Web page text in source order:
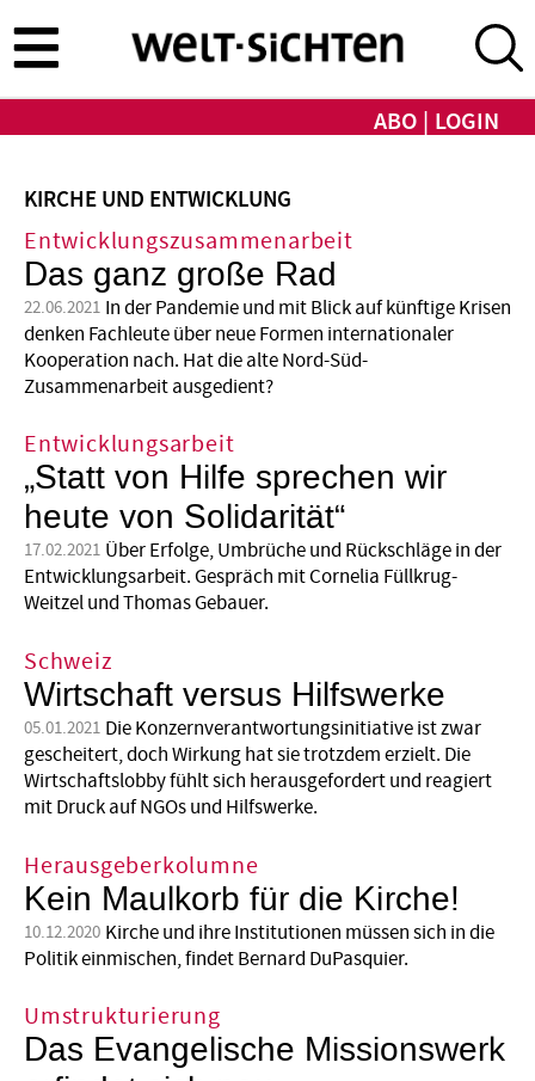
zum
Inhalt
ABO LOGIN
KIRCHE UND ENTWICKLUNG
Entwicklungszusammenarbeit
Das ganz große Rad
22.06.2021 In der Pandemie und mit Blick auf künftige Krisen
denken Fachleute über neue Formen internationaler
Kooperation nach. Hat die alte Nord-Süd-
Zusammenarbeit ausgedient?
Entwicklungsarbeit
„Statt von Hilfe sprechen wir
heute von Solidarität“
17.02.2021 Über Erfolge, Umbrüche und Rückschläge in der
Entwicklungsarbeit. Gespräch mit Cornelia Füllkrug-
Weitzel und Thomas Gebauer.
Schweiz
Wirtschaft versus Hilfswerke
05.01.2021 Die Konzernverantwortungsinitiative ist zwar
gescheitert, doch Wirkung hat sie trotzdem erzielt. Die
Wirtschaftslobby fühlt sich herausgefordert und reagiert
mit Druck auf NGOs und Hilfswerke.
Herausgeberkolumne
Kein Maulkorb für die Ki rche!
10.12.2020 Kirche und ihre Institutionen müssen sich in die
Politik einmischen, findet Bernard DuPasquier.
Umstrukturierung
Das Evangelische Missionswerk